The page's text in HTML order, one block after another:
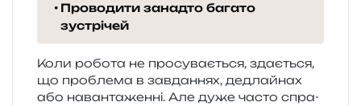
Проводити занадто багато
зустрічей
Коли робо­та не про­су­ва­є­ться, зда­є­ться,
що про­бле­ма в зав­да­н­нях, дедлай­нах
або наван­та­жен­ні. Але дуже часто спра­